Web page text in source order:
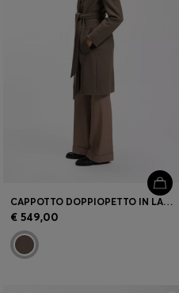
CAPPOTTO DOPPIOPETTO IN LANA VERGINE CON CINTURA
€ 549,00